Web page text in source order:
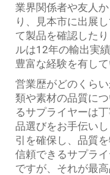
業界関係者や友人
り、見本市に出展
て製品を確認した
ルは12年の輸出実
豊富な経験を有して
営業歴がどのくら
類や素材の品質に
るサプライヤーは
品選びをお手伝い
引を確保し、品質
信頼できるサプラ
ですが、それが最